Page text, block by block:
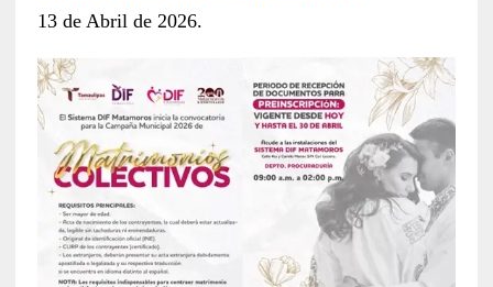
13 de Abril de 2026.